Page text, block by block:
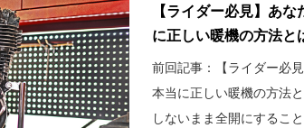
【ライダー必見】あ
に正しい暖機の方法と
前回記事：【ライダー必
本当に正しい暖機の方法
しないまま全開にすること